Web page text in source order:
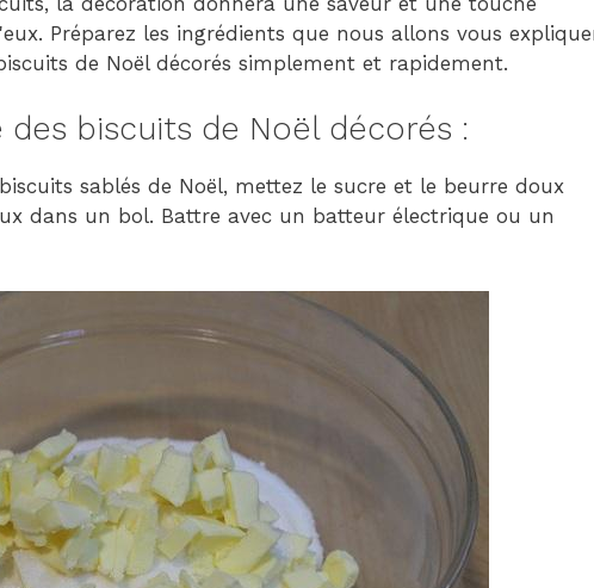
Préparez les ingrédients que nous allons vous
de Noël décorés simplement et rapidement.
biscuits de Noël décorés :
sablés de Noël, mettez le sucre et le beurre doux
dans un bol. Battre avec un batteur électrique ou un